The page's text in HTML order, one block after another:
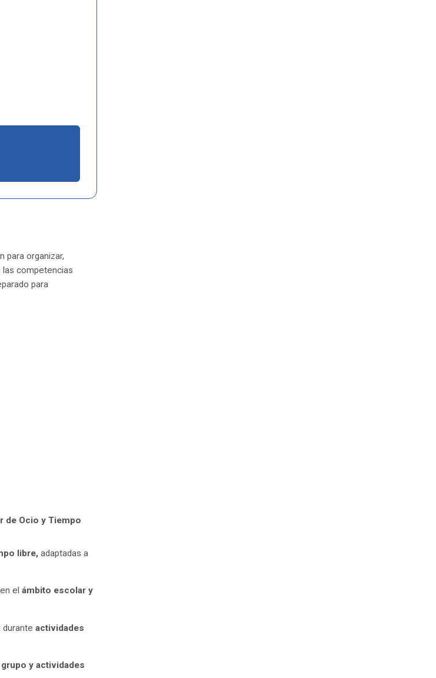
para organizar,
las competencias
para
de Ocio y Tiempo
libre, adaptadas a
elámbito escolar y
duranteactividades
y actividades
sobre un curso?